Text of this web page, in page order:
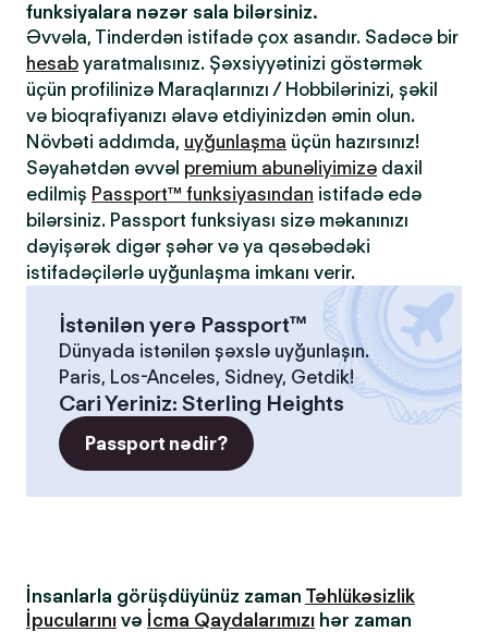
funksiyalara nəzər sala bilərsiniz.
Əvvəla, Tinderdən istifadə çox asandır. Sadəcə bir
hesab yaratmalısınız. Şəxsiyyətinizi göstərmək
üçün profilinizə Maraqlarınızı / Hobbilərinizi, şəkil
və bioqrafiyanızı əlavə etdiyinizdən əmin olun.
Növbəti addımda, uyğunlaşma üçün hazırsınız!
Səyahətdən əvvəl premium abunəliyimizə daxil
edilmiş Passport™ funksiyasından istifadə edə
bilərsiniz. Passport funksiyası sizə məkanınızı
dəyişərək digər şəhər və ya qəsəbədəki
istifadəçilərlə uyğunlaşma imkanı verir.
İstənilən yerə Passport™
Dünyada istənilən şəxslə uyğunlaşın.
Paris, Los-Anceles, Sidney, Getdik!
Cari Yeriniz: Sterling Heights
Passport nədir?
İnsanlarla görüşdüyünüz zaman Təhlükəsizlik
İpucularını və İcma Qaydalarımızı hər zaman